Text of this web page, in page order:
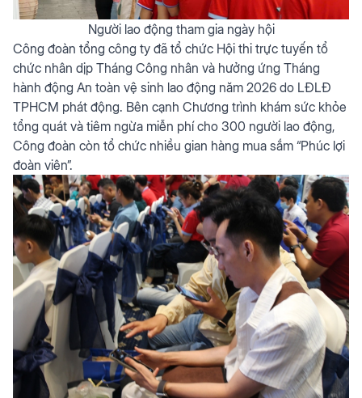
Người lao động tham gia ngày hội
Công đoàn tổng công ty đã tổ chức Hội thi trực tuyến tổ
chức nhân dịp Tháng Công nhân và hưởng ứng Tháng
hành động An toàn vệ sinh lao động năm 2026 do LĐLĐ
TPHCM phát động. Bên cạnh Chương trình khám sức khỏe
tổng quát và tiêm ngừa miễn phí cho 300 người lao động,
Công đoàn còn tổ chức nhiều gian hàng mua sắm “Phúc lợi
đoàn viên”.